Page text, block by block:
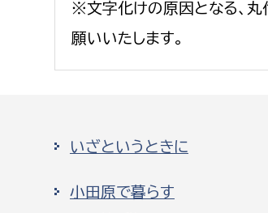
※文字化けの原因となる、丸
願いいたします。
いざというときに
小田原で暮らす